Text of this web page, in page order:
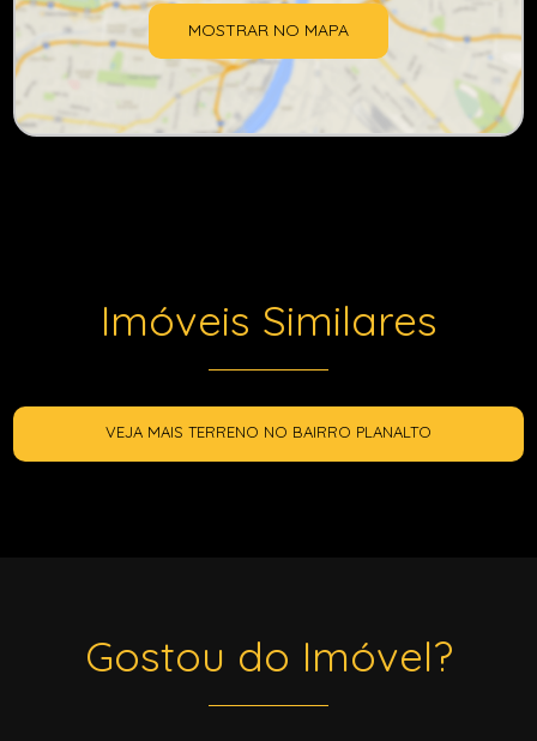
MOSTRAR NO MAPA
Imóveis Similares
VEJA MAIS TERRENO NO BAIRRO PLANALTO
Gostou do Imóvel?